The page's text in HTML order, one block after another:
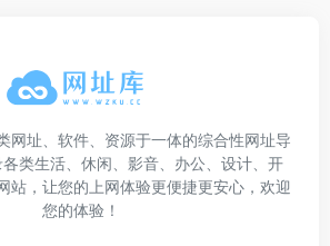
网址、软件、资源于一体的综合性网址导
类生活、休闲、影音、办公、设计、开
站，让您的上网体验更便捷更安心，欢迎
您的体验！